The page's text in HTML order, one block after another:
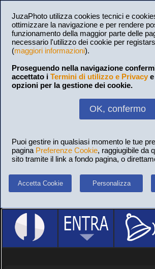
JuzaPhoto utilizza cookies tecnici e
ottimizzare la navigazione e per rendere
funzionamento della maggior parte delle
necessario l'utilizzo dei cookie per
(maggiori informazioni).
Proseguendo nella navigazione
accettato i Termini di utilizzo e Privacy
opzioni per la gestione dei cookie.
OK, confermo
Puoi gestire in qualsiasi momento le tue
pagina Preferenze Cookie, raggiugibile da
sito tramite il link a fondo pagina, o
Accetta Cookie Personalizza